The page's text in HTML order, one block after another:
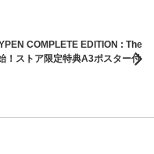
COMPLETE EDITION : The
ストア限定特典A3ポスター付